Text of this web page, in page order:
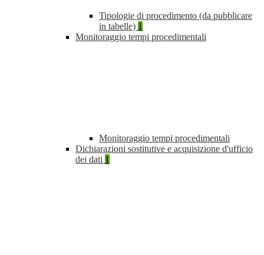
Tipologie di procedimento (da pubblicare
in tabelle) 1
Monitoraggio tempi procedimentali
Monitoraggio tempi procedimentali
Dichiarazioni sostitutive e acquisizione d'ufficio
dei dati 1